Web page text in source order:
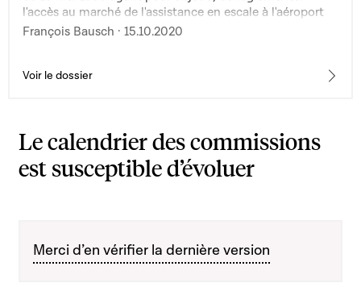
l'accès au marché de l'assistance en escale à l'aéroport
de Luxembourg, b) de créer un cadre réglementaire dans
modifiée du 31 janvier 1948 relative à la réglementation
François Bausch · 15.10.2020
Voir le dossier
Le calendrier des commissions
est susceptible d’évoluer
Merci d’en vérifier la dernière version